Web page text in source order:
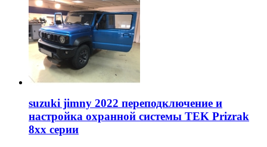
suzuki jimny 2022 переподключение и
настройка охранной системы TEK Prizrak
8xx серии